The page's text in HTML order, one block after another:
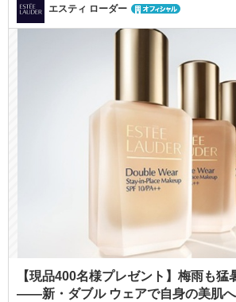
エスティ ローダー
【現品400名様プレゼント】梅雨も猛
――新・ダブル ウェアで自身の美肌へ